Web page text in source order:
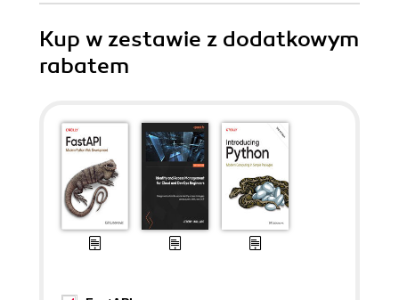
Kup w zestawie z dodatkowym
rabatem